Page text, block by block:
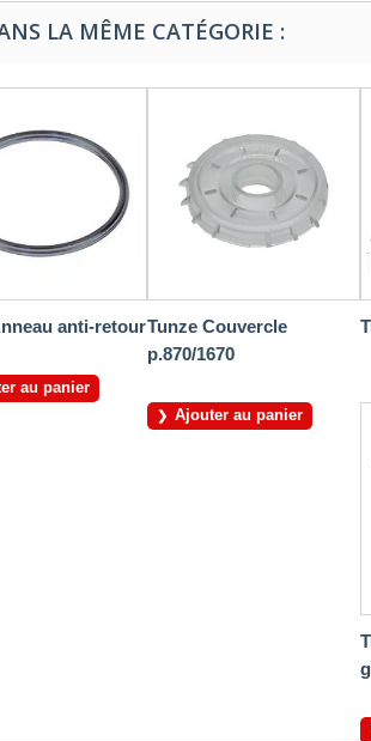
LA MÊME CATÉGORIE :
anti-retour
au panier
Tunze Couvercle
p.870/1670
Ajouter au panier
g